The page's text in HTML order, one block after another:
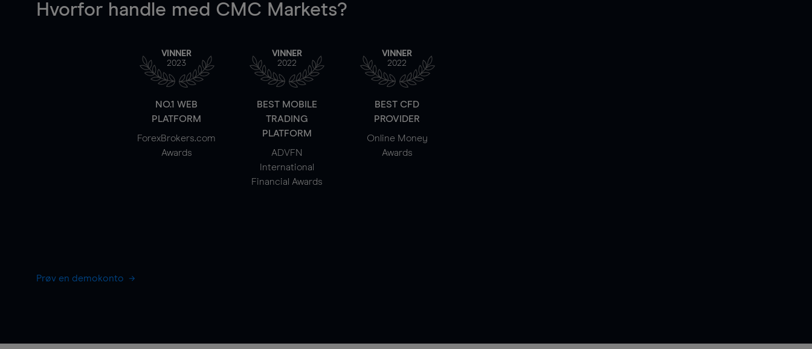
Hvorfor handle med CMC Markets?
VINNER
2023
NO.1 WEB
PLATFORM
ForexBrokers.com
Awards
VINNER
2022
BEST MOBILE
TRADING
PLATFORM
ADVFN
International
Financial Awards
VINNER
2022
BEST CFD
PROVIDER
Online Money
Awards
Prøv en demokonto